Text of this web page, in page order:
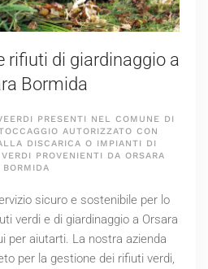
rifiuti di giardinaggio a
Bormida
PRESENTI NEL COMUNE DI
AUTORIZZATO CON
DISCARICA O IMPIANTI DI
PROVENIENTI DA ORSARA
BORMIDA
sicuro e sostenibile per lo
verdi e di giardinaggio a Orsara
per aiutarti. La nostra azienda
per la gestione dei rifiuti verdi,